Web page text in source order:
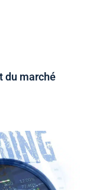
du marché